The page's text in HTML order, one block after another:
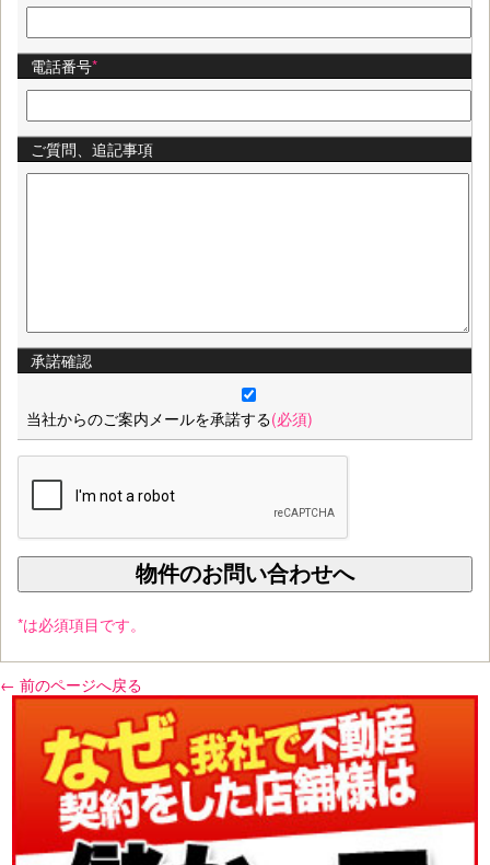
電話番号*
ご質問、追記事項
承諾確認
当社からのご案内メールを承諾する(必須)
*は必須項目です。
← 前のページへ戻る